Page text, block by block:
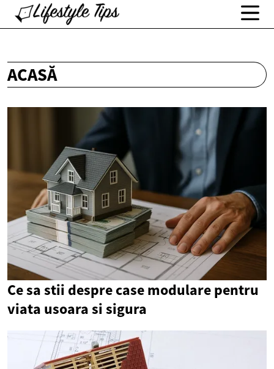
ACASĂ
Ce sa stii despre case modulare pentru
viata usoara si sigura